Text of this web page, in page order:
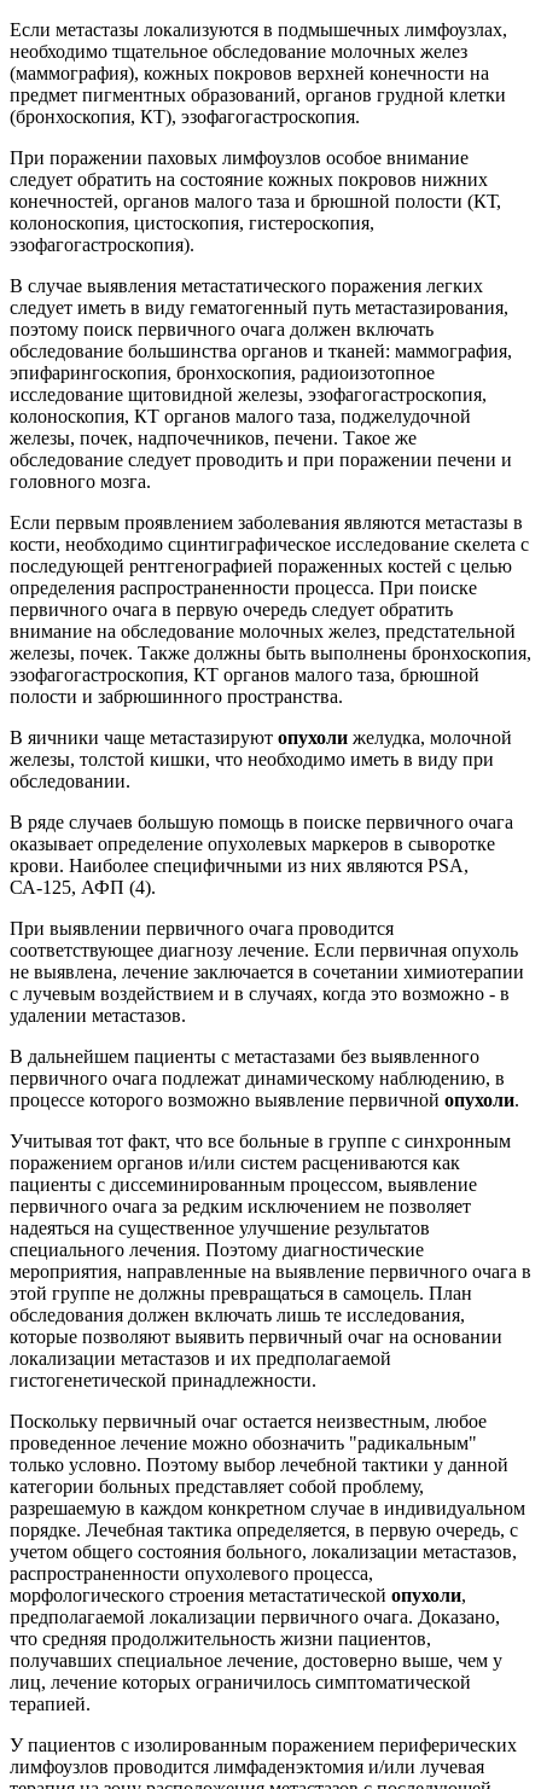
Если метастазы локализуются в подмышечных лимфоузлах,
необходимо тщательное обследование молочных желез
(маммография), кожных покровов верхней конечности на
предмет пигментных образований, органов грудной клетки
(бронхоскопия, КТ), эзофагогастроскопия.
При поражении паховых лимфоузлов особое внимание
следует обратить на состояние кожных покровов нижних
конечностей, органов малого таза и брюшной полости (КТ,
колоноскопия, цистоскопия, гистероскопия,
эзофагогастроскопия).
В случае выявления метастатического поражения легких
следует иметь в виду гематогенный путь метастазирования,
поэтому поиск первичного очага должен включать
обследование большинства органов и тканей: маммография,
эпифарингоскопия, бронхоскопия, радиоизотопное
исследование щитовидной железы, эзофагогастроскопия,
колоноскопия, КТ органов малого таза, поджелудочной
железы, почек, надпочечников, печени. Такое же
обследование следует проводить и при поражении печени и
головного мозга.
Если первым проявлением заболевания являются метастазы в
кости, необходимо сцинтиграфическое исследование скелета с
последующей рентгенографией пораженных костей с целью
определения распространенности процесса. При поиске
первичного очага в первую очередь следует обратить
внимание на обследование молочных желез, предстательной
железы, почек. Также должны быть выполнены бронхоскопия,
эзофагогастроскопия, КТ органов малого таза, брюшной
полости и забрюшинного пространства.
В яичники чаще метастазируют опухоли желудка, молочной
железы, толстой кишки, что необходимо иметь в виду при
обследовании.
В ряде случаев большую помощь в поиске первичного очага
оказывает определение опухолевых маркеров в сыворотке
крови. Наиболее специфичными из них являются PSA,
СА-125, АФП (4).
При выявлении первичного очага проводится
соответствующее диагнозу лечение. Если первичная опухоль
не выявлена, лечение заключается в сочетании химиотерапии
с лучевым воздействием и в случаях, когда это возможно - в
удалении метастазов.
В дальнейшем пациенты с метастазами без выявленного
первичного очага подлежат динамическому наблюдению, в
процессе которого возможно выявление первичной опухоли.
Учитывая тот факт, что все больные в группе с синхронным
поражением органов и/или систем расцениваются как
пациенты с диссеминированным процессом, выявление
первичного очага за редким исключением не позволяет
надеяться на существенное улучшение результатов
специального лечения. Поэтому диагностические
мероприятия, направленные на выявление первичного очага в
этой группе не должны превращаться в самоцель. План
обследования должен включать лишь те исследования,
которые позволяют выявить первичный очаг на основании
локализации метастазов и их предполагаемой
гистогенетической принадлежности.
Поскольку первичный очаг остается неизвестным, любое
проведенное лечение можно обозначить "радикальным"
только условно. Поэтому выбор лечебной тактики у данной
категории больных представляет собой проблему,
разрешаемую в каждом конкретном случае в индивидуальном
порядке. Лечебная тактика определяется, в первую очередь, с
учетом общего состояния больного, локализации метастазов,
распространенности опухолевого процесса,
морфологического строения метастатической опухоли,
предполагаемой локализации первичного очага. Доказано,
что средняя продолжительность жизни пациентов,
получавших специальное лечение, достоверно выше, чем у
лиц, лечение которых ограничилось симптоматической
терапией.
У пациентов с изолированным поражением периферических
лимфоузлов проводится лимфаденэктомия и/или лучевая